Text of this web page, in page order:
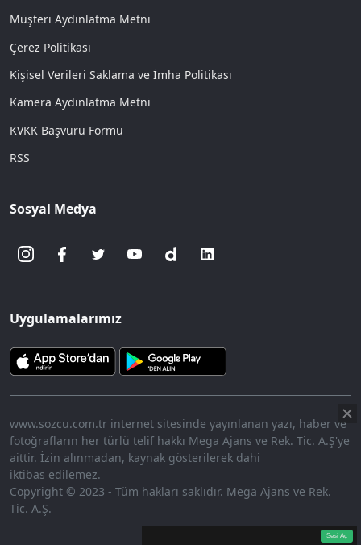
Aç
14.52%
Sesi Aç
Müşteri Aydınlatma Metni
Çerez Politikası
Kişisel Verileri Saklama ve İmha Politikası
Kamera Aydınlatma Metni
KVKK Başvuru Formu
RSS
Sosyal Medya
Uygulamalarımız
www.sozcu.com.tr internet sitesinde yayınlanan yazı, haber ve
fotoğrafların her türlü telif hakkı Mega Ajans ve Rek. Tic. A.Ş'ye
aittir. İzin alınmadan, kaynak gösterilerek dahi
iktibas edilemez.
Copyright © 2023 - Tüm hakları saklıdır. Mega Ajans ve Rek.
Tic. A.Ş.